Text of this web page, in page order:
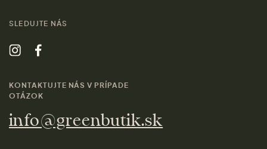
SLEDUJTE NÁS
KONTAKTUJTE NÁS V PRÍPADE
OTÁZOK
info@greenbutik.sk